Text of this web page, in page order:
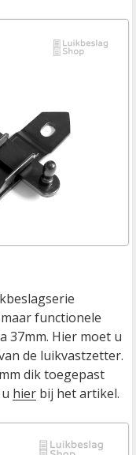
functionele
37mm. Hier moet u
de luikvastzetter.
dik toegepast
hier bij het artikel.